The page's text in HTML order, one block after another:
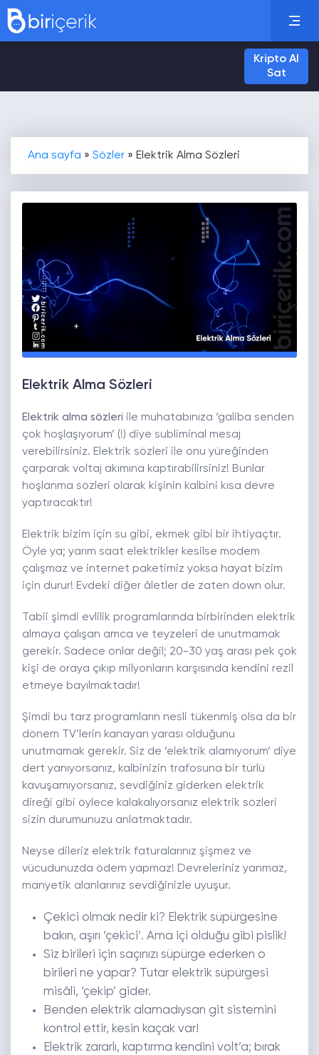
Kripto Al
Sat
Ana sayfa » Sözler » Elektrik Alma Sözleri
Elektrik Alma Sözleri
Elektrik alma sözleri ile muhatabınıza ‘galiba senden
çok hoşlaşıyorum’ (!) diye subliminal mesaj
verebilirsiniz. Elektrik sözleri ile onu yüreğinden
çarparak voltaj akımına kaptırabilirsiniz! Bunlar
hoşlanma sözleri olarak kişinin kalbini kısa devre
yaptıracaktır!
Elektrik bizim için su gibi, ekmek gibi bir ihtiyaçtır.
Öyle ya; yarım saat elektrikler kesilse modem
çalışmaz ve internet paketimiz yoksa hayat bizim
için durur! Evdeki diğer âletler de zaten down olur.
Tabii şimdi evlilik programlarında birbirinden elektrik
almaya çalışan amca ve teyzeleri de unutmamak
gerekir. Sadece onlar değil; 20-30 yaş arası pek çok
kişi de oraya çıkıp milyonların karşısında kendini rezil
etmeye bayılmaktadır!
Şimdi bu tarz programların nesli tükenmiş olsa da bir
dönem TV’lerin kanayan yarası olduğunu
unutmamak gerekir. Siz de ‘elektrik alamıyorum’ diye
dert yanıyorsanız, kalbinizin trafosuna bir türlü
kavuşamıyorsanız, sevdiğiniz giderken elektrik
direği gibi öylece kalakalıyorsanız elektrik sözleri
sizin durumunuzu anlatmaktadır.
Neyse dileriz elektrik faturalarınız şişmez ve
vücudunuzda ödem yapmaz! Devreleriniz yanmaz,
manyetik alanlarınız sevdiğinizle uyuşur.
Çekici olmak nedir ki? Elektrik süpürgesine
bakın, aşırı ‘çekici’. Ama içi olduğu gibi pislik!
Siz birileri için saçınızı süpürge ederken o
birileri ne yapar? Tutar elektrik süpürgesi
misâli, ‘çekip’ gider.
Benden elektrik alamadıysan git sistemini
kontrol ettir, kesin kaçak var!
Elektrik zararlı, kaptırma kendini volt’a; bırak